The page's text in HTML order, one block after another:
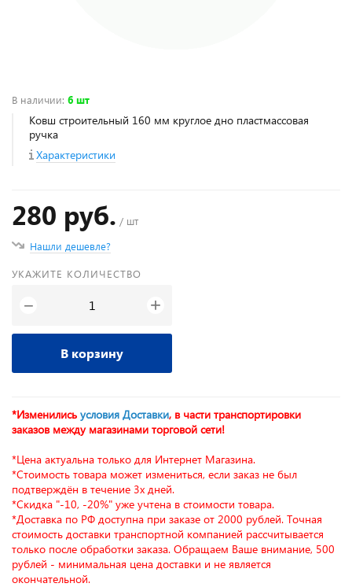
В наличии: 6 шт
Ковш строительный 160 мм круглое дно пластмассовая
ручка
Характеристики
280 руб. / шт
Нашли дешевле?
УКАЖИТЕ КОЛИЧЕСТВО
− +
В корзину
*Изменились условия Доставки, в части транспортировки
заказов между магазинами торговой сети!
*Цена актуальна только для Интернет Магазина.
*Стоимость товара может измениться, если заказ не был
подтверждён в течение 3х дней.
*Скидка "-10, -20%" уже учтена в стоимости товара.
*Доставка по РФ доступна при заказе от 2000 рублей. Точная
стоимость доставки транспортной компанией рассчитывается
только после обработки заказа. Обращаем Ваше внимание, 500
рублей - минимальная цена доставки и не является
окончательной.